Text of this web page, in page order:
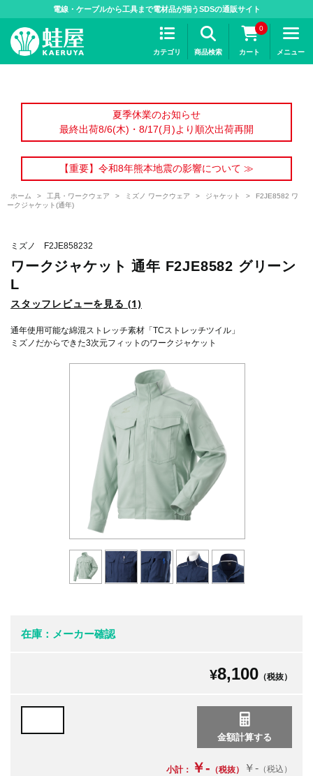
電線・ケーブルから工具まで電材品が揃うSDSの通販サイト
カテゴリ 商品検索
0
カート メニュー
夏季休業のお知らせ
最終出荷8/6(木)・8/17(月)より順次出荷再開
【重要】令和8年熊本地震の影響について ≫
ホーム > 工具・ワークウェア > ミズノ ワークウェア > ジャケット >
F2JE8582 ワ
ークジャケット(通年)
ミズノ F2JE858232
ワークジャケット 通年 F2JE8582 グリーン
L
スタッフレビューを見る (1)
通年使用可能な綿混ストレッチ素材「TCストレッチツイル」
ミズノだからできた3次元フィットのワークジャケット
在庫：メーカー確認
¥8,100 （税抜）
小計： ￥- （税抜） ￥- （税込）